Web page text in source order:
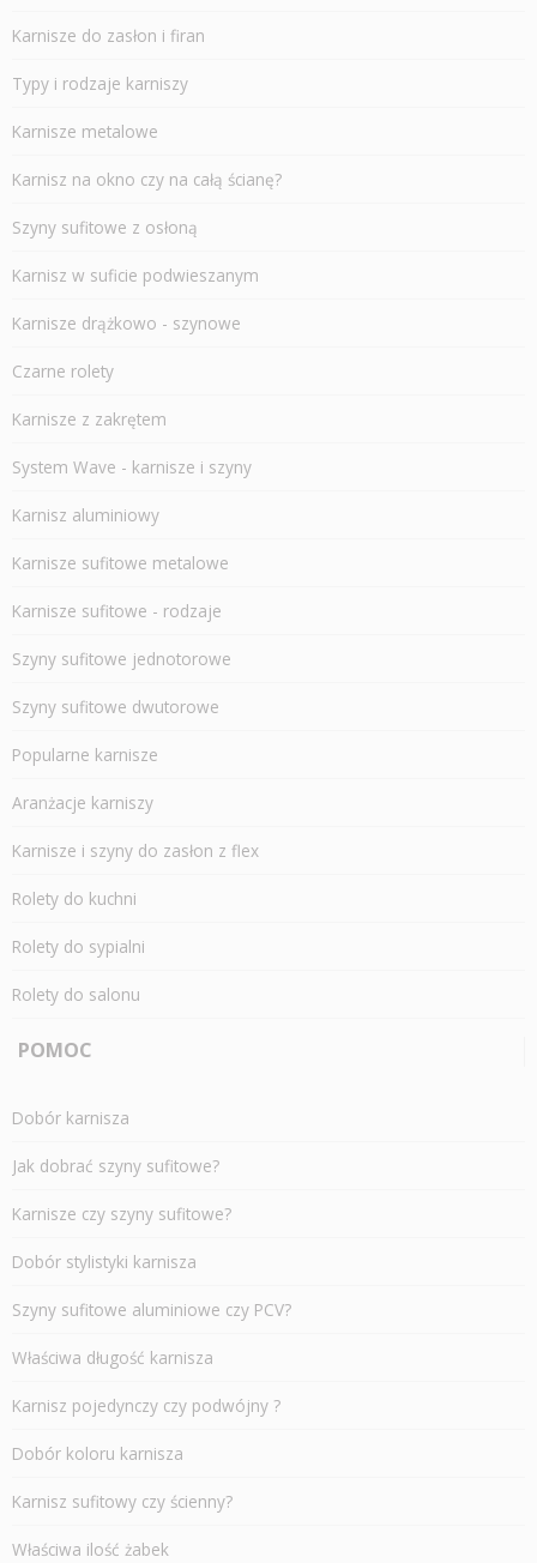
Karnisze do zasłon i firan
Typy i rodzaje karniszy
Karnisze metalowe
Karnisz na okno czy na całą ścianę?
Szyny sufitowe z osłoną
Karnisz w suficie podwieszanym
Karnisze drążkowo - szynowe
Czarne rolety
Karnisze z zakrętem
System Wave - karnisze i szyny
Karnisz aluminiowy
Karnisze sufitowe metalowe
Karnisze sufitowe - rodzaje
Szyny sufitowe jednotorowe
Szyny sufitowe dwutorowe
Popularne karnisze
Aranżacje karniszy
Karnisze i szyny do zasłon z flex
Rolety do kuchni
Rolety do sypialni
Rolety do salonu
POMOC
Dobór karnisza
Jak dobrać szyny sufitowe?
Karnisze czy szyny sufitowe?
Dobór stylistyki karnisza
Szyny sufitowe aluminiowe czy PCV?
Właściwa długość karnisza
Karnisz pojedynczy czy podwójny ?
Dobór koloru karnisza
Karnisz sufitowy czy ścienny?
Właściwa ilość żabek